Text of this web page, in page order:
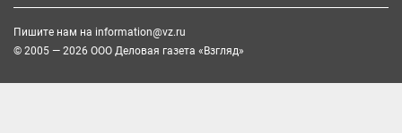
Пишите нам на information@vz.ru
© 2005 — 2026 ООО Деловая газета «Взгляд»